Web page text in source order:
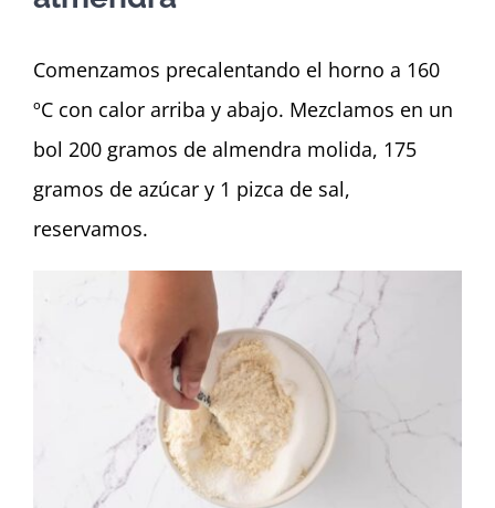
Comenzamos precalentando el horno a 160
ºC con calor arriba y abajo. Mezclamos en un
bol 200 gramos de almendra molida, 175
gramos de azúcar y 1 pizca de sal,
reservamos.